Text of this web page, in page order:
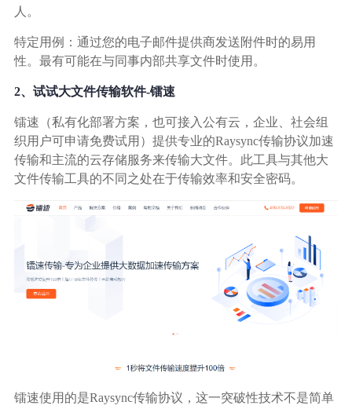
人。
特定用例：通过您的电子邮件提供商发送附件时的易用
性。最有可能在与同事内部共享文件时使用。
2、试试大文件传输软件-镭速
镭速（私有化部署方案，也可接入公有云，企业、社会组
织用户可申请免费试用）提供专业的Raysync传输协议加速
传输和主流的云存储服务来传输大文件。此工具与其他大
文件传输工具的不同之处在于传输效率和安全密码。
镭速使用的是Raysync传输协议，这一突破性技术不是简单